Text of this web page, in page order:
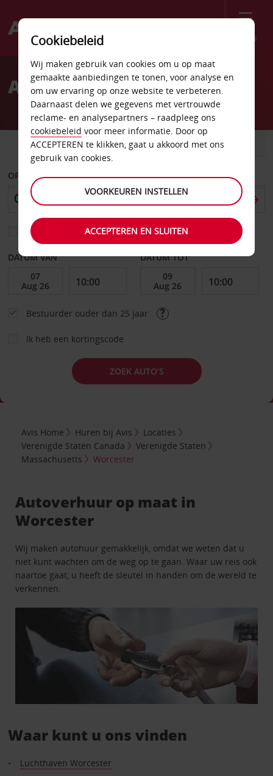
Menu
Welcome
AvisAutoverhuur Worcester
AUTO BESTELWAGEN
OPHALEN OP
Kies een ander afleverpunt
DATUM VAN DATUM TOT
Bestuurder ouder dan 25 jaar
Ik heb een kortingscode
ZOEK AUTO’S
Avis Home Huren bij Avis
Locaties
Verenigde Staten Canada
Verenigde Staten
Massachusetts
Worcester
Autoverhuur op maat in
Worcester
Wij maken autohuur gemakkelijk, omdat we weten dat u
niet kunt wachten om de weg op te gaan. Waar uw reis ook
naartoe gaat, u heeft de sleutel in handen om de wereld te
verkennen.
Waar kunt u ons vinden
Luchthaven Worcester
Cookiebeleid
Wij maken gebruik van cookies om u op maat
gemaakte aanbiedingen te tonen, voor analyse en
om uw ervaring op onze website te verbeteren.
Daarnaast delen we gegevens met vertrouwde
reclame- en analysepartners – raadpleeg ons
cookiebeleid voor meer informatie. Door op
ACCEPTEREN te klikken, gaat u akkoord met ons
gebruik van cookies.
VOORKEUREN INSTELLEN
ACCEPTEREN EN SLUITEN